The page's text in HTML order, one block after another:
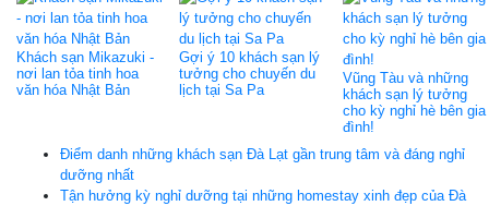
Khách sạn Mikazuki -
nơi lan tỏa tinh hoa
văn hóa Nhật Bản
Gợi ý 10 khách sạn lý
tưởng cho chuyến du
lịch tại Sa Pa
Vũng Tàu và những
khách sạn lý tưởng
cho kỳ nghỉ hè bên gia
đình!
Điểm danh những khách sạn Đà Lạt gần trung tâm và đáng nghỉ
dưỡng nhất
Tận hưởng kỳ nghỉ dưỡng tại những homestay xinh đẹp của Đà